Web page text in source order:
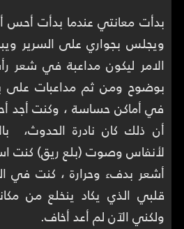
بدأت معانتي عندما بدأت أحس
ويجلس بجواري على السرير
الامر ليكون مداعبة في
بوضوح ومن ثم مداعبات على
في أماكن حساسة ، وكنت أجد
أن ذلك كان نادرة الحدوث،
لأنفاس وصوت (بلع ريق) كنت
أشعر بدفء وحرارة ، كنت في
قلبي الذي يكاد ينخلع من
ولكني الآن لم أعد أخاف.